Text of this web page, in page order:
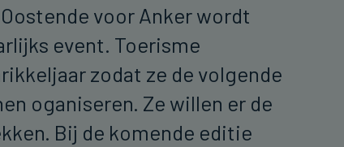
voor Anker wordt
event. Toerisme
zodat ze de volgende
oganiseren. Ze willen er de
Bij de komende editie